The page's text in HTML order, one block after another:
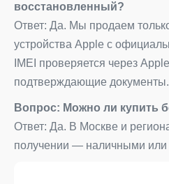
восстановленный?
Ответ: Да. Мы продаем
устройства Apple с
IMEI проверяется через
подтверждающие документы.
Вопрос: Можно ли купить
Ответ: Да. В Москве и
получении — наличными или